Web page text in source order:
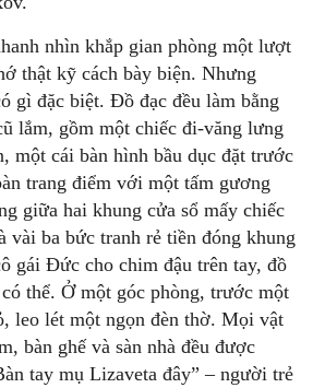
nhìn khắp gian phòng một lượt
thật kỹ cách bày biện. Nhưng
gì đặc biệt. Đồ đạc đều làm bằng
lắm, gồm một chiếc đi-văng lưng
một cái bàn hình bầu dục đặt trước
trang điểm với một tấm gương
giữa hai khung cửa sổ mấy chiếc
vài ba bức tranh rẻ tiền đóng khung
gái Đức cho chim đậu trên tay, đồ
thể. Ở một góc phòng, trước một
leo lét một ngọn đèn thờ. Mọi vật
bàn ghế và sàn nhà đều được
tay mụ Lizaveta đây” – người trẻ